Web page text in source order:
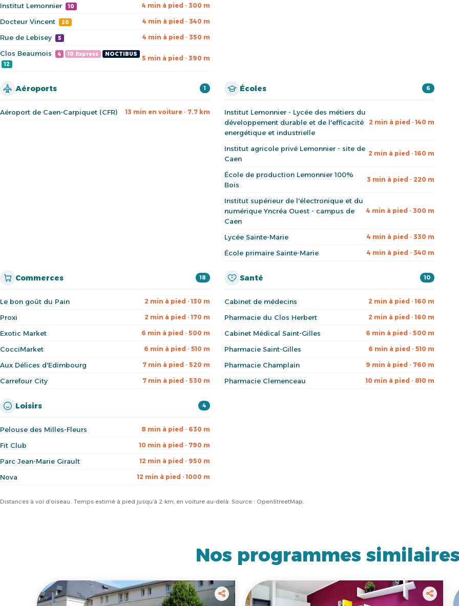
Institut Lemonnier 10 4 min à pied · 300 m
Docteur Vincent 20 4 min à pied · 340 m
Rue de Lebisey 5 4 min à pied · 350 m
Clos Beaumois 4 10 Express
NOCTIBUS
12
5 min à pied · 390 m
Aéroports 1
Aéroport de Caen-Carpiquet (CFR) 13 min en voiture · 7.7 km
Écoles 6
Institut Lemonnier - Lycée des métiers du
développement durable et de l'efficacité
energétique et industrielle
2 min à pied · 140 m
Institut agricole privé Lemonnier - site de
Caen
2 min à pied · 160 m
École de production Lemonnier 100%
Bois
3 min à pied · 220 m
Institut supérieur de l'électronique et du
numérique Yncréa Ouest - campus de
Caen
4 min à pied · 300 m
Lycée Sainte-Marie 4 min à pied · 330 m
École primaire Sainte-Marie 4 min à pied · 340 m
Commerces 18
Le bon goût du Pain 2 min à pied · 130 m
Proxi 2 min à pied · 170 m
Exotic Market 6 min à pied · 500 m
CocciMarket 6 min à pied · 510 m
Aux Délices d'Edimbourg 7 min à pied · 520 m
Carrefour City 7 min à pied · 530 m
Santé 10
Cabinet de médecins 2 min à pied · 160 m
Pharmacie du Clos Herbert 2 min à pied · 160 m
Cabinet Médical Saint-Gilles 6 min à pied · 500 m
Pharmacie Saint-Gilles 6 min à pied · 510 m
Pharmacie Champlain 9 min à pied · 760 m
Pharmacie Clemenceau 10 min à pied · 810 m
Loisirs 4
Pelouse des Milles-Fleurs 8 min à pied · 630 m
Fit Club 10 min à pied · 790 m
Parc Jean-Marie Girault 12 min à pied · 950 m
Nova 12 min à pied · 1000 m
Distances à vol d’oiseau. Temps estimé à pied jusqu’à 2 km, en voiture au-delà. Source : OpenStreetMap.
Nos programmes